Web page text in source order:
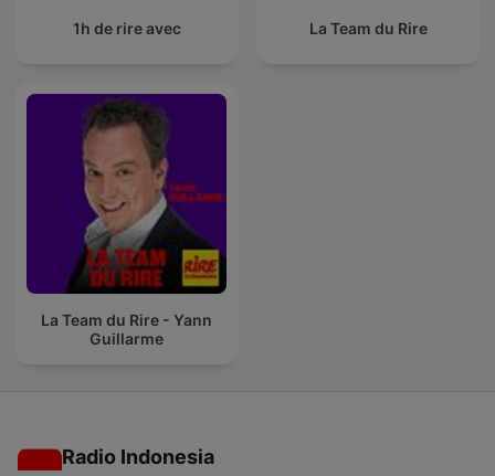
1h de rire avec La Team du Rire
La Team du Rire - Yann
Guillarme
Radio Indonesia